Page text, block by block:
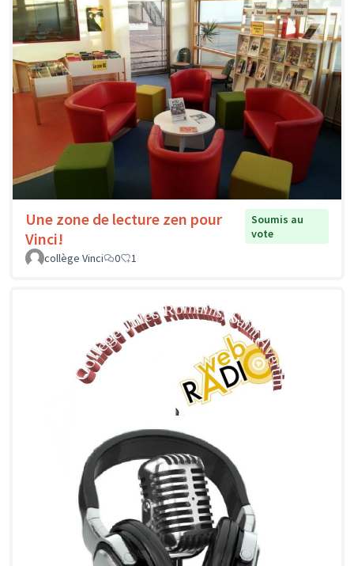
Une zone de lecture zen pour
Vinci!
Soumis au
vote
collège Vinci
0 1